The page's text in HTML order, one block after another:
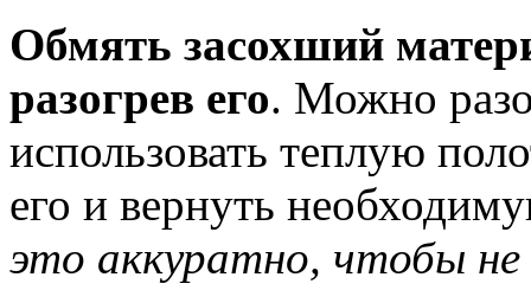
Обмять засохший
разогрев его. Можно
использовать теплую
его и вернуть
это аккуратно, чтобы не